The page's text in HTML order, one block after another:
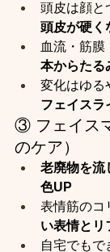
頭皮は顔と
頭皮が硬く
血流・筋膜
本からたる
変化はゆる
フェイスラ
③ フェイス
のケア）
老廃物を流
色UP
表情筋のコ
い表情とリ
自宅でもで